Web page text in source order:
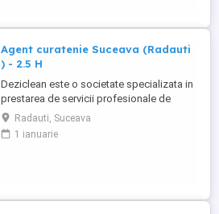
illemhelyek vagy mosdók, szállodák
karbantartása és takarítása.
Követelmények: ...
Agent curatenie Suceava (Radauti
) - 2.5 H
Deziclean este o societate specializata in
prestarea de servicii profesionale de
curatenie. Compania noastra asigura
servicii de curatenie in aproape toate
orasele mari din România. Angajam agenti
Radauti, Suceava
1 ianuarie